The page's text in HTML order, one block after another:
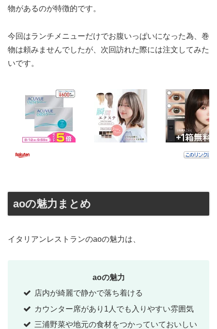
物があるのが特徴的です。
今回はランチメニューだけでお腹いっぱいになった為、巻
物は頼みませんでしたが、次回訪れた際には注文してみた
いです。
aoの魅力まとめ
イタリアンレストランのaoの魅力は、
aoの魅力
店内が綺麗で静かで落ち着ける
カウンター席があり1人でも入りやすい雰囲気
三浦野菜や地元の食材をつかっていておいしい